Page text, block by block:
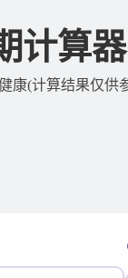
计算器
康(计算结果仅供